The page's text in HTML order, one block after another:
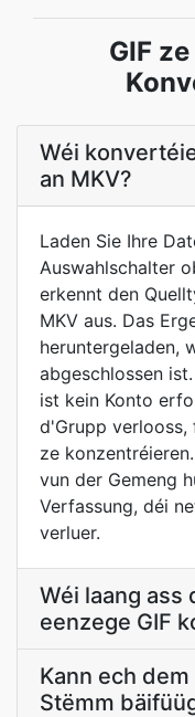
GIF
Wéi
an MKV?
Laden Sie Ihre
Auswahlschalter
erkennt den
MKV aus. Das
heruntergeladen,
abgeschlossen
ist kein Konto
d'Grupp verlooss,
ze
vun der Gemeng
Verfassung, déi
verluer.
Wéi laang ass
eenzege GIF
Kann ech
Stëmm